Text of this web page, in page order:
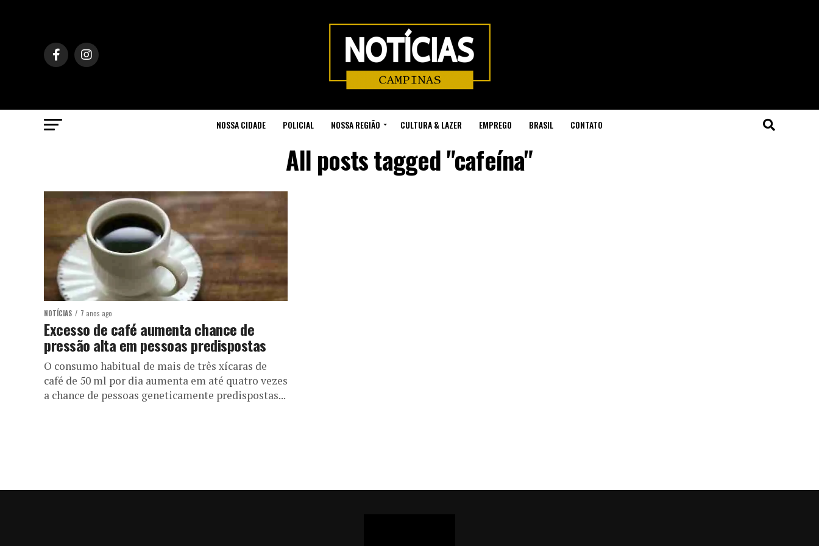
NOSSA CIDADE POLICIAL NOSSA REGIÃO CULTURA & LAZER EMPREGO BRASIL CONTATO
All posts tagged "cafeína"
NOTÍCIAS 7 anos ago
Excesso de café aumenta chance de
pressão alta em pessoas predispostas
O consumo habitual de mais de três xícaras de
café de 50 ml por dia aumenta em até quatro vezes
a chance de pessoas geneticamente predispostas...